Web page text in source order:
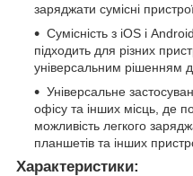
заряджати сумісні
Сумісність з iOS і
підходить для різних
універсальним рішенням
Універсальне
офісу та інших місць, де
можливість легкого
планшетів та інших
Характеристики: